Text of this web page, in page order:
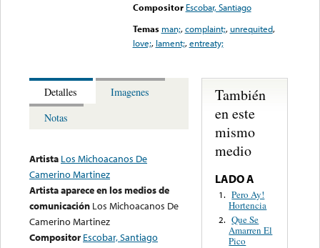
Compositor Escobar, Santiago
Temas man;,complaint;,unrequited,
love;, lament;,entreaty;
Detalles
Imagenes
Notas
Artista Los Michoacanos De
Camerino Martinez
Artista aparece en los medios de
comunicación Los Michoacanos De
Camerino Martinez
Compositor Escobar, Santiago
También
en este
mismo
medio
LADO A
1. Pero Ay!
Hortencia
2. Que Se
Amarren El
Pico